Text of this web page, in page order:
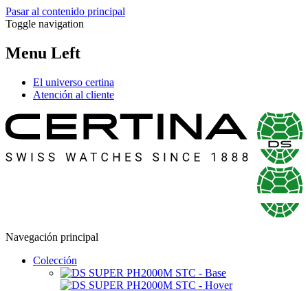
Pasar al contenido principal
Toggle navigation
Menu Left
El universo certina
Atención al cliente
Navegación principal
Colección